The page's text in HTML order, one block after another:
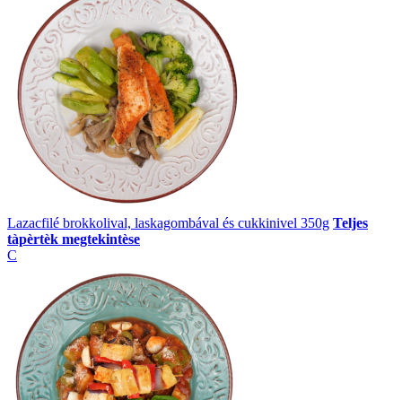
Lazacfilé brokkolival, laskagombával és cukkinivel 350g Teljes
tàpèrtèk megtekintèse
C